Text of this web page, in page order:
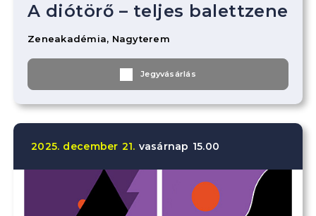
A diótörő – teljes balettzene
Zeneakadémia, Nagyterem
Jegyvásárlás
2025. december 21. vasárnap 15.00